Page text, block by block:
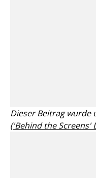
Dieser Beitrag
('Behind the Screens'